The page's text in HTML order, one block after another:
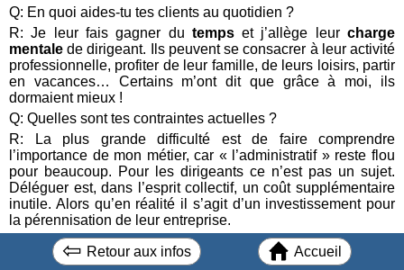
Q: En quoi aides-tu tes clients au quotidien ?
R: Je leur fais gagner du tempset j’allège leurcharge
mentale de dirigeant. Ils peuvent se consacrer à leur activité
professionnelle, profiter de leur famille, de leurs loisirs, partir
en vacances… Certains m’ont dit que grâce à moi, ils
dormaient mieux !
Q: Quelles sont tes contraintes actuelles ?
R: La plus grande difficulté est de faire comprendre
l’importance de mon métier, car « l’administratif » reste flou
pour beaucoup. Pour les dirigeants ce n’est pas un sujet.
Déléguer est, dans l’esprit collectif, un coût supplémentaire
inutile. Alors qu’en réalité il s’agit d’un investissement pour
la pérennisation de leur entreprise.
Q: Comment les habitants d’Urcuit peuvent-ils t’aider ?
R: Pour les particuliers, je propose aussi mon aide en cas
⇦ Retour aux infos Accueil